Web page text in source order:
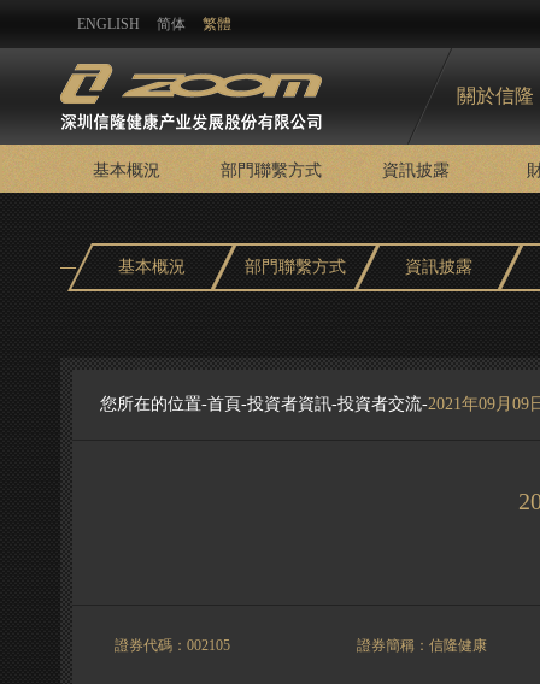
ENGLISH 简体 繁體
關於信隆
基本概況 部門聯繫方式 資訊披露
基本概況 部門聯繫方式 資訊披露
您所在的位置-首頁-投資者資訊-投資者交流-2021年09月09
證券代碼：002105 證券簡稱：信隆健康